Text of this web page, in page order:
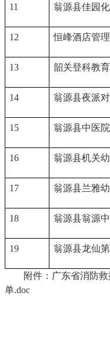
11 翁源县佳园
12 恒峰酒店管
13 韶关登科教
14 翁源县夜派
15 翁源县中医院
16 翁源县机关
17 翁源县兰雅
18 翁源县翁源
19 翁源县龙仙
附件： 广东省消防
单.doc